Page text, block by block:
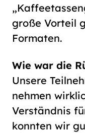
große Vorteil
Formaten.
Wie war die
Unsere
nehmen
Verständnis
konnten wir